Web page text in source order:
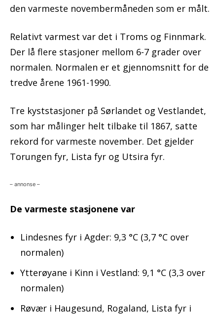
den varmeste novembermåneden som er målt.
Relativt varmest var det i Troms og Finnmark.
Der lå flere stasjoner mellom 6-7 grader over
normalen. Normalen er et gjennomsnitt for de
tredve årene 1961-1990.
Tre kyststasjoner på Sørlandet og Vestlandet,
som har målinger helt tilbake til 1867, satte
rekord for varmeste november. Det gjelder
Torungen fyr, Lista fyr og Utsira fyr.
– annonse –
De varmeste stasjonene var
Lindesnes fyr i Agder: 9,3 °C (3,7 °C over
normalen)
Ytterøyane i Kinn i Vestland: 9,1 °C (3,3 over
normalen)
Røvær i Haugesund, Rogaland, Lista fyr i